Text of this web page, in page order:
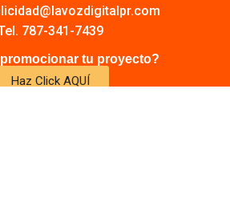
787-341-7439
tu proyecto?
Haz Click AQUÍ